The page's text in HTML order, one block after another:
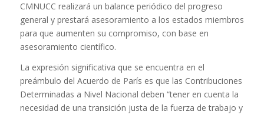
CMNUCC realizará un balance periódico del progreso
general y prestará asesoramiento a los estados miembros
para que aumenten su compromiso, con base en
asesoramiento científico.
La expresión significativa que se encuentra en el
preámbulo del Acuerdo de París es que las Contribuciones
Determinadas a Nivel Nacional deben “tener en cuenta la
necesidad de una transición justa de la fuerza de trabajo y